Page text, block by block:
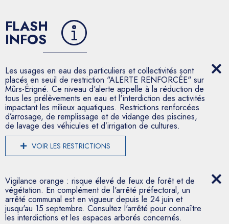
FLASH
INFOS
Les usages en eau des particuliers et collectivités sont
placés en seuil de restriction "ALERTE RENFORCÉE" sur
Mûrs-Érigné. Ce niveau d'alerte appelle à la réduction de
tous les prélèvements en eau et l'interdiction des activités
impactant les milieux aquatiques. Restrictions renforcées
d’arrosage, de remplissage et de vidange des piscines,
de lavage des véhicules et d’irrigation de cultures.
VOIR LES RESTRICTIONS
Vigilance orange : risque élevé de feux de forêt et de
végétation. En complément de l'arrêté préfectoral, un
arrêté communal est en vigueur depuis le 24 juin et
jusqu'au 15 septembre. Consultez l'arrêté pour connaître
les interdictions et les espaces arborés concernés.